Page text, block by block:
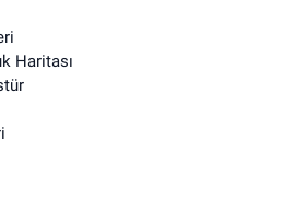
Haritası